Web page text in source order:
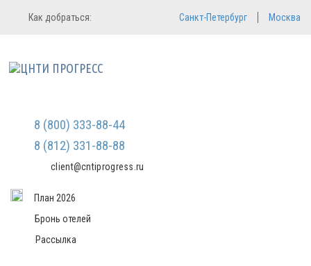
Регистрация
Мы не передаем ваши данные
третьим лицам и не рассылаем
Вход в систему
Как добраться: Санкт-Петербург Москва
8 (800) 333-88-44
8 (812) 331-88-88
client@cntiprogress.ru
План 2026
Бронь отелей
Рассылка